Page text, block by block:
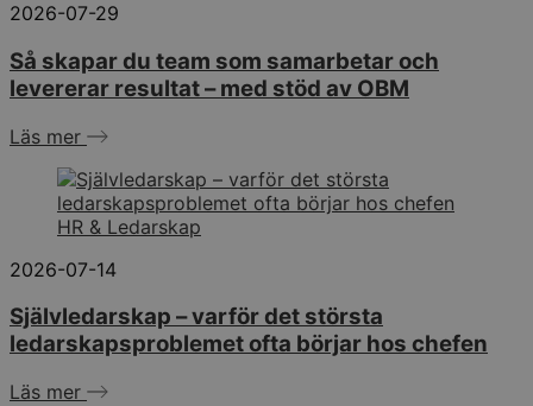
2026-07-29
Så skapar du team som samarbetar och
levererar resultat – med stöd av OBM
Läs mer
HR & Ledarskap
2026-07-14
Självledarskap – varför det största
ledarskapsproblemet ofta börjar hos chefen
Läs mer